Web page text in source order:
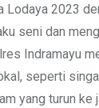
2023
seni dan
Indramayu
seperti
yang turun ke